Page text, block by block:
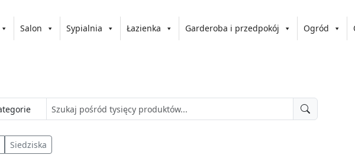
Salon Sypialnia Łazienka Garderoba i przedpokój Ogród
Siedziska